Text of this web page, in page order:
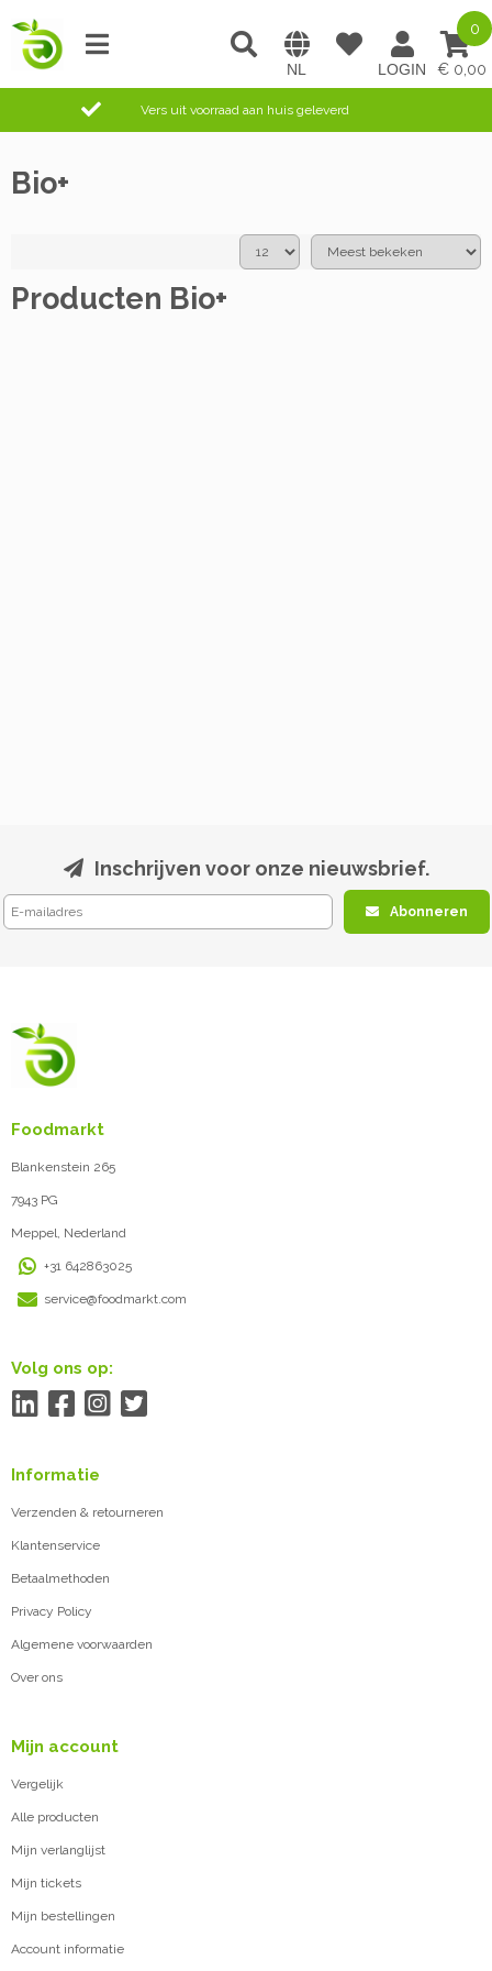
0,00
0
Vers uit voorraad aan huis geleverd
Bio+
Producten Bio+
Inschrijven voor onze nieuwsbrief.
Abonneren
Foodmarkt
Blankenstein 265
7943 PG
Meppel, Nederland
+31 642863025
service@foodmarkt.com
Volg ons op:
Informatie
Verzenden & retourneren
Klantenservice
Betaalmethoden
Privacy Policy
Algemene voorwaarden
Over ons
Mijn account
Vergelijk
Alle producten
Mijn verlanglijst
Mijn tickets
Mijn bestellingen
Account informatie